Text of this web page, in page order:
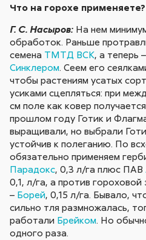
Что на горохе применяете?
Г. С. Насыров: На нем
обработок. Раньше
семена ТМТД ВСК, а теперь –
Синклером. Сеем его
чтобы растениям усатых
усиками сцепляться: при
см поле как ковер
прошлом году Готик и
выращивали, но выбрали
устойчив к полеганию. По
обязательно применяем
Парадокс, 0,3 л/га плюс ПАВ
0,1, л/га, а против гороховой
– Борей, 0,15 л/га. Бывало,
сильно тля размножалась,
работали Брейком. Но
одного раза.